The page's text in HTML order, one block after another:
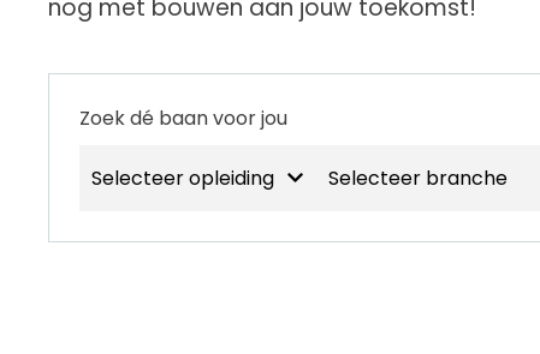
nog met bouwen aan jouw toekomst!
Zoek dé baan voor jou